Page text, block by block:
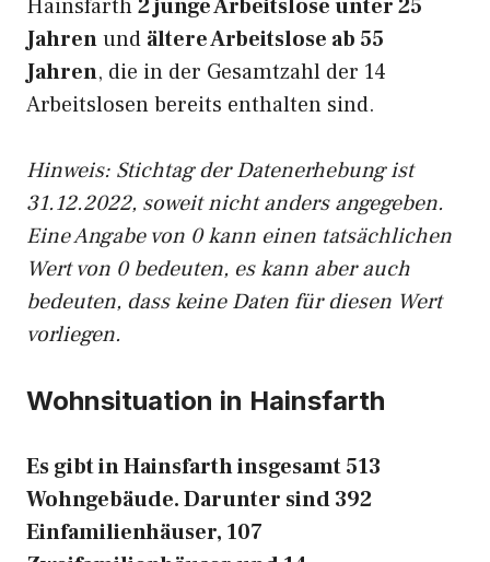
Hainsfarth2 junge Arbeitslose unter 25
Jahrenund ältere Arbeitslose ab 55
Jahren, die in der Gesamtzahl der 14
Arbeitslosen bereits enthalten sind.
Hinweis: Stichtag der Datenerhebung ist
31.12.2022, soweit nicht anders angegeben.
Eine Angabe von 0 kann einen tatsächlichen
Wert von 0 bedeuten, es kann aber auch
bedeuten, dass keine Daten für diesen Wert
vorliegen.
Wohnsituation in Hainsfarth
Es gibt in Hainsfarth insgesamt 513
Wohngebäude. Darunter sind 392
Einfamilienhäuser, 107